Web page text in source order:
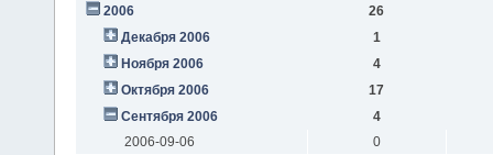
2006
26
Декабря 2006
1
Ноября 2006
4
Октября 2006
17
Сентября 2006
4
2006-09-06
0